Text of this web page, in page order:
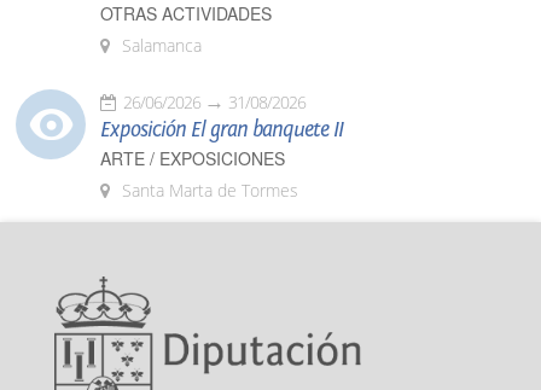
OTRAS ACTIVIDADES
Salamanca
26/06/2026 31/08/2026
Exposición El gran banquete II
ARTE / EXPOSICIONES
Santa Marta de Tormes